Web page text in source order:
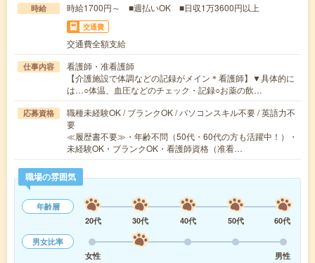
時給 時給1700円～ ■週払いOK ■日収1万3600円以上
交通費
交通費全額支給
仕事内容
看護師・准看護師
【介護施設で体調などの記録がメイン＊看護師】▼具体的に
は…○体温、血圧などのチェック・記録○お薬の飲…
応募資格
職種未経験OK / ブランクOK / パソコンスキル不要 / 英語力不
要
≪履歴書不要≫・年齢不問（50代・60代の方も活躍中！）・
未経験OK・ブランクOK・看護師資格（准看…
職場の雰囲気
年齢層
20代
30代 40代 50代
60代
男女比率
女性
男性